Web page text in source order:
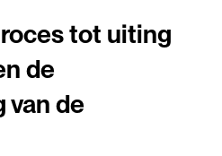
tot uiting
de
van de